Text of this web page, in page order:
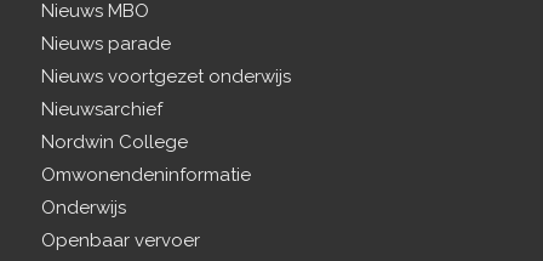
Nieuws MBO
Nieuws parade
Nieuws voortgezet onderwijs
Nieuwsarchief
Nordwin College
Omwonendeninformatie
Onderwijs
Openbaar vervoer